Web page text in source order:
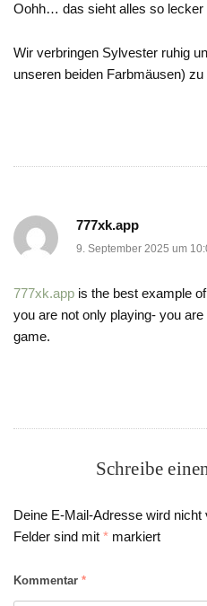
Oohh… das sieht alles so lecker
Wir verbringen Sylvester ruhig
unseren beiden Farbmäusen)
777xk.app
9. September 2025 um
777xk.app is the best example
you are not only playing- you
game.
Schreibe
Deine E-Mail-Adresse wird nicht
Felder sind mit * markiert
Kommentar *